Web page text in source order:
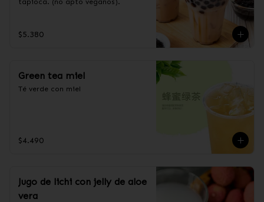
tapioca. (no apto veganos).
$5.380
Green tea miel
Té verde con miel
$4.490
Jugo de lichi con jelly de aloe
vera